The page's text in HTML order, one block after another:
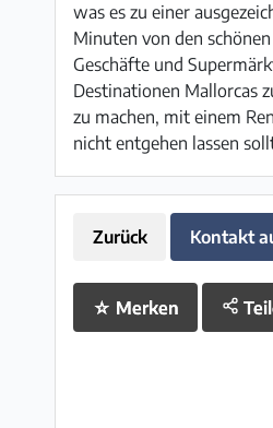
was es zu einer
Minuten von den
Geschäfte und
Destinationen Mallorcas
zu machen, mit einem
nicht entgehen lassen
Zurück Kontakt
☆ Merken